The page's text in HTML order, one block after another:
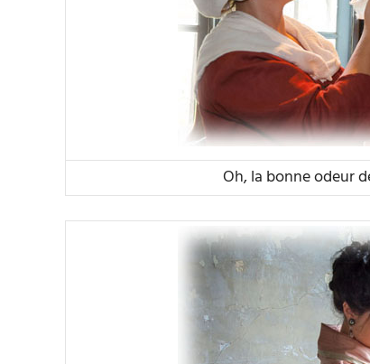
Oh, la bonne odeur